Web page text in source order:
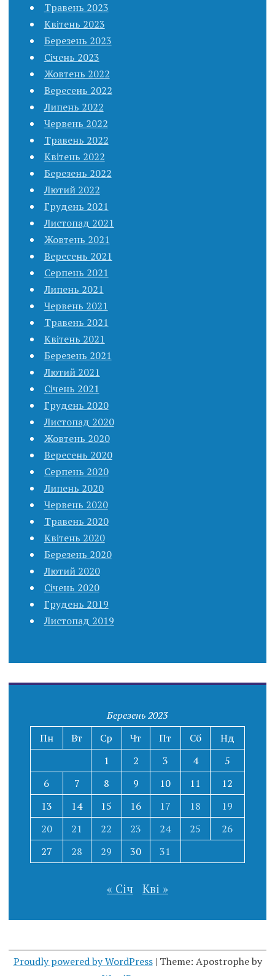
Травень 2023
Квітень 2023
Березень 2023
Січень 2023
Жовтень 2022
Вересень 2022
Липень 2022
Червень 2022
Травень 2022
Квітень 2022
Березень 2022
Лютий 2022
Грудень 2021
Листопад 2021
Жовтень 2021
Вересень 2021
Серпень 2021
Липень 2021
Червень 2021
Травень 2021
Квітень 2021
Березень 2021
Лютий 2021
Січень 2021
Грудень 2020
Листопад 2020
Жовтень 2020
Вересень 2020
Серпень 2020
Липень 2020
Червень 2020
Травень 2020
Квітень 2020
Березень 2020
Лютий 2020
Січень 2020
Грудень 2019
Листопад 2019
Березень 2023
Пн
Вт Ср Чт Пт Сб
Нд
1
2 3 4
5
6
7 8 9 10 11
12
13
14 15 16 17 18
19
20
21 22 23 24 25
26
27
28 29 30 31
« Січ Кві »
Proudly powered by WordPress | Theme: Apostrophe by